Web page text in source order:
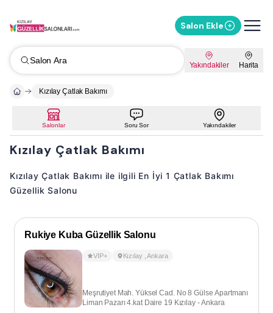
Salon Ekle
Salon Ara Yakındakiler Harita
Kızılay Çatlak Bakımı
Salonlar Soru Sor Yakındakiler
Kızılay Çatlak Bakımı
Kızılay Çatlak Bakımı ile ilgili En İyi 1 Çatlak Bakımı
Güzellik Salonu
Rukiye Kuba Güzellik Salonu
VIP+ Kızılay ,Ankara
Meşrutiyet Mah. Yüksel Cad. No 8 Gülse Apartmanı
Liman Pazarı 4.kat Daire 19 Kızılay - Ankara